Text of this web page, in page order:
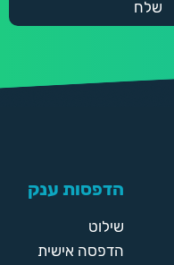
הדפסות ענק
שילוט
הדפסה אישית